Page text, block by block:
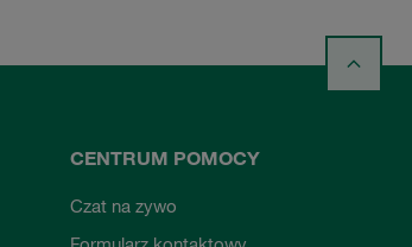
CENTRUM POMOCY
Czat na zywo